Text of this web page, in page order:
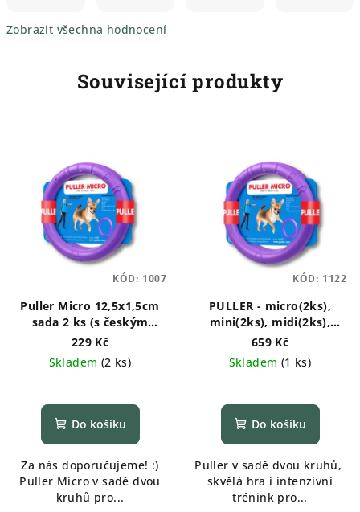
Zobrazit všechna hodnocení
Související produkty
Puller Micro 12,5x1,5cm
sada 2 ks (s českým
komiksem)
229 Kč
Skladem (2 ks)
Do košíku
Za nás doporučujeme! :)
Puller Micro v sadě dvou
kruhů pro...
KÓD: 1007
PULLER - micro(2ks),
mini(2ks), midi(2ks),
standard(2ks), maxi(1ks)
659 Kč
Skladem (1 ks)
hodnocení
produktu
z
5
hvězdiček.
Do košíku
Puller v sadě dvou kruhů,
skvělá hra i intenzivní
trénink pro...
KÓD: 1122